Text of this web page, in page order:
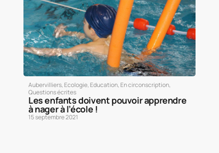
Aubervilliers, Ecologie, Education, En circonscription,
Questions écrites
Les enfants doivent pouvoir apprendre
à nager à l’école !
15 septembre 2021